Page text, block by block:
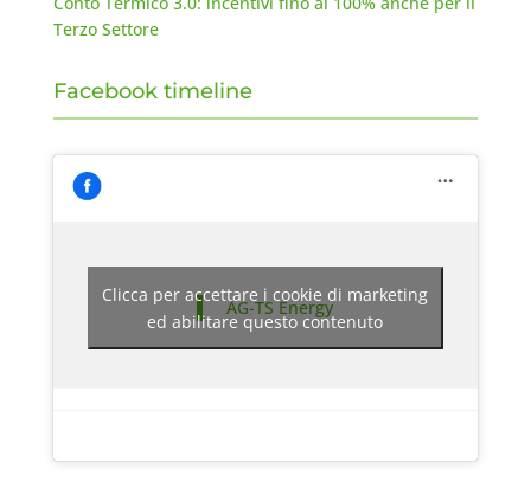
Terzo Settore
Facebook timeline
AG-TS Energy
Clicca per accettare i cookie di marketing
ed abilitare questo contenuto